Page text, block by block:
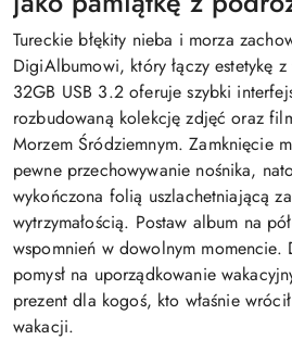
Tureckie błękity nieba i morza
DigiAlbumowi, który łączy estetykę
32GB USB 3.2 oferuje szybki
rozbudowaną kolekcję zdjęć oraz
Morzem Śródziemnym. Zamknięcie
pewne przechowywanie nośnika,
wykończona folią uszlachetniającą
wytrzymałością. Postaw album na
wspomnień w dowolnym momencie.
pomysł na uporządkowanie
prezent dla kogoś, kto właśnie
wakacji.